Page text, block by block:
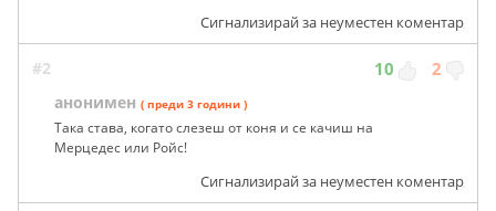
Сигнализирай за неуместен коментар
#2 10 2
анонимен ( преди 3 години )
Така става, когато слезеш от коня и се качиш на
Мерцедес или Ройс!
Сигнализирай за неуместен коментар